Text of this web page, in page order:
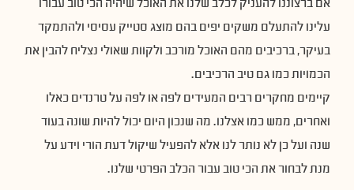
אם ברצוננו להעניק לכלב שלנו את האוכל שיהיה הכי טוב עבורו
עלינו להתעלם משקים יפים בהם מוצג סטייק עסיסי ולהתמקד
בעיקר, ברכיבים מהם האוכל מורכב ולקוות שאולי נצליח להבין את
הכמויות כמו גם טיב הרכיבים.
קיימים מחקרים רבים המעידים לפה או לפה על טרנדים כאלו
ואחרים, ממש כמו אצלנו. מה שנכון היום יכול להיות שונה בעוד
שנה ועל כן לא נותר לנו אלא להפעיל שיקול דעת הורי וידע על
מנת לבחור את הכי טוב עבור הכלב הפרטי שלנו.